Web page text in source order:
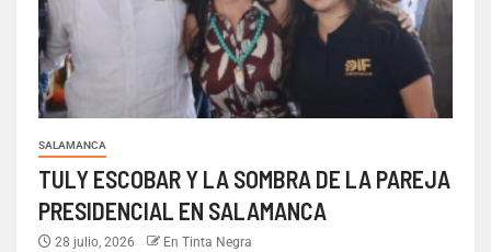
SALAMANCA
TULY ESCOBAR Y LA SOMBRA DE LA PAREJA
PRESIDENCIAL EN SALAMANCA
28 julio, 2026 En Tinta Negra